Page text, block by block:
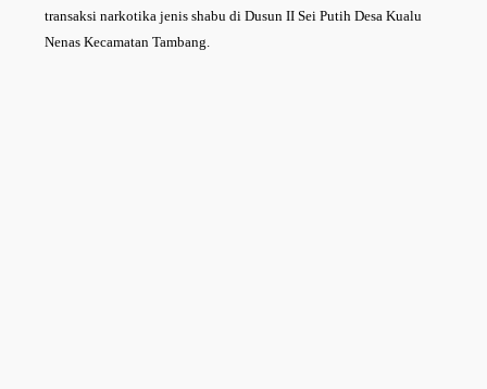
transaksi narkotika jenis shabu di Dusun II Sei Putih Desa Kualu
Nenas Kecamatan Tambang.